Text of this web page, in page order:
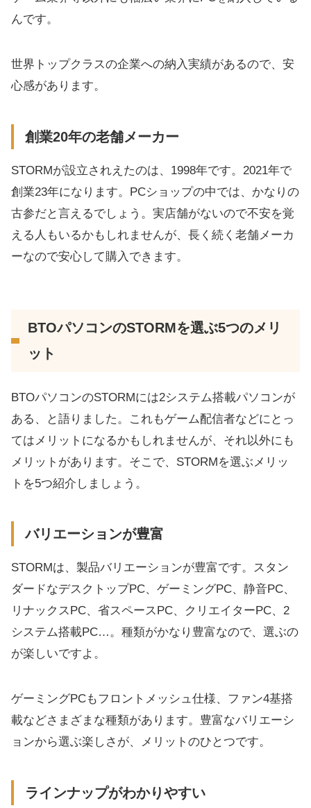
んです。
世界トップクラスの企業への納入実績があるので、安
心感があります。
創業20年の老舗メーカー
STORMが設立されえたのは、1998年です。2021年で
創業23年になります。PCショップの中では、かなりの
古参だと言えるでしょう。実店舗がないので不安を覚
える人もいるかもしれませんが、長く続く老舗メーカ
ーなので安心して購入できます。
BTOパソコンのSTORMを選ぶ5つのメリ
ット
BTOパソコンのSTORMには2システム搭載パソコンが
ある、と語りました。これもゲーム配信者などにとっ
てはメリットになるかもしれませんが、それ以外にも
メリットがあります。そこで、STORMを選ぶメリッ
トを5つ紹介しましょう。
バリエーションが豊富
STORMは、製品バリエーションが豊富です。スタン
ダードなデスクトップPC、ゲーミングPC、静音PC、
リナックスPC、省スペースPC、クリエイターPC、2
システム搭載PC…。種類がかなり豊富なので、選ぶの
が楽しいですよ。
ゲーミングPCもフロントメッシュ仕様、ファン4基搭
載などさまざまな種類があります。豊富なバリエーシ
ョンから選ぶ楽しさが、メリットのひとつです。
ラインナップがわかりやすい